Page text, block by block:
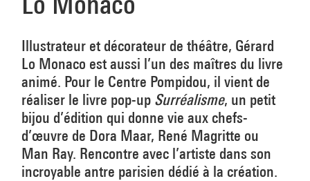
Illustrateur et décorateur de théâtre, Gérard
Lo Monaco est aussi l’un des maîtres du livre
animé. Pour le Centre Pompidou, il vient de
réaliser le livre pop-up Surréalisme, un petit
bijou d’édition qui donne vie aux chefs-
d’œuvre de Dora Maar, René Magritte ou
Man Ray. Rencontre avec l’artiste dans son
incroyable antre parisien dédié à la création.